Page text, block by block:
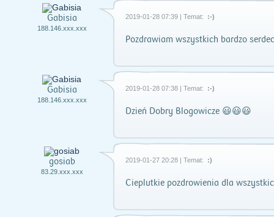
Gabisia
188.146.xxx.xxx
2019-01-28 07:39 | Temat: :-)
Pozdrawiam wszystkich bardzo
Gabisia
188.146.xxx.xxx
2019-01-28 07:38 | Temat: :-)
Dzień Dobry Blogowicze 😃😃😃
gosiab
83.29.xxx.xxx
2019-01-27 20:28 | Temat: :)
Cieplutkie pozdrowienia dla